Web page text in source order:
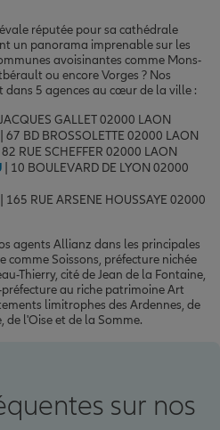
réputée pour sa cathédrale
un panorama imprenable sur les
avoisinantes comme Mons-
ou encore Vorges ? Nos
5 agences au cœur de la ville :
JACQUES GALLET 02000 LAON
| 67 BD BROSSOLETTE 02000 LAON
| 82 RUE SCHEFFER 02000 LAON
| 10 BOULEVARD DE LYON 02000
| 165 RUE ARSENE HOUSSAYE 02000
agents Allianz dans les principales
comme Soissons, préfecture nichée
Thierry, cité de Jean de la Fontaine,
au riche patrimoine Art
limitrophes des Ardennes, de
de l'Oise et de la Somme.
sur nos